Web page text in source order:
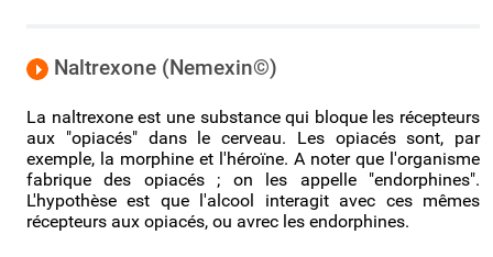
Naltrexone (Nemexin©)
La naltrexone est une substance qui bloque les récepteurs
aux "opiacés" dans le cerveau. Les opiacés sont, par
exemple, la morphine et l'héroïne. A noter que l'organisme
fabrique des opiacés ; on les appelle "endorphines".
L'hypothèse est que l'alcool interagit avec ces mêmes
récepteurs aux opiacés, ou avrec les endorphines.